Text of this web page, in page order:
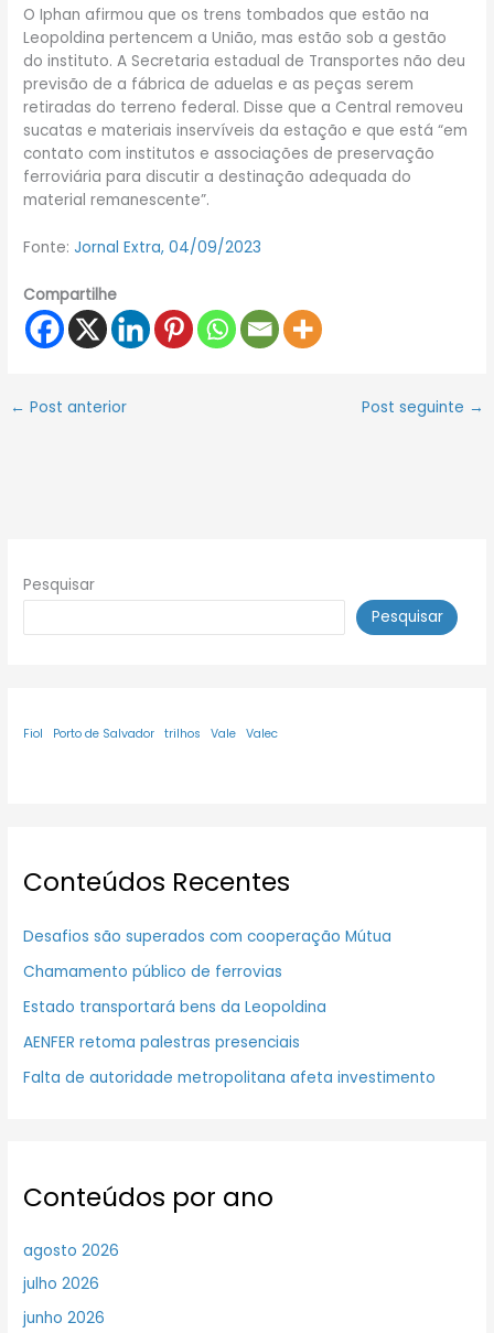
O Iphan afirmou que os trens tombados que estão na
Leopoldina pertencem a União, mas estão sob a gestão
do instituto. A Secretaria estadual de Transportes não deu
previsão de a fábrica de aduelas e as peças serem
retiradas do terreno federal. Disse que a Central removeu
sucatas e materiais inservíveis da estação e que está “em
contato com institutos e associações de preservação
ferroviária para discutir a destinação adequada do
material remanescente”.
Fonte:Jornal Extra, 04/09/2023
Compartilhe
← Post anterior Post seguinte →
Pesquisar
Pesquisar
Fiol Porto de Salvador trilhos Vale Valec
Conteúdos Recentes
Desafios são superados com cooperação Mútua
Chamamento público de ferrovias
Estado transportará bens da Leopoldina
AENFER retoma palestras presenciais
Falta de autoridade metropolitana afeta investimento
Conteúdos por ano
agosto 2026
julho 2026
junho 2026